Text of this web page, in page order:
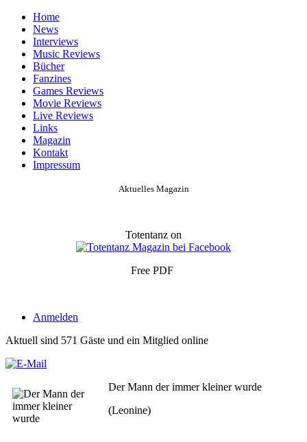
Home
News
Interviews
Music Reviews
Bücher
Fanzines
Games Reviews
Movie Reviews
Live Reviews
Links
Magazin
Kontakt
Impressum
Aktuelles Magazin
Totentanz on
Free PDF
Anmelden
Aktuell sind 571 Gäste und ein Mitglied online
Der Mann der immer kleiner wurde
(Leonine)